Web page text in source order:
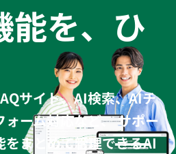
能を、ひ
サイト、AI検索、AIチ
ーム対応など、 サポー
をまとめて管理できるAI